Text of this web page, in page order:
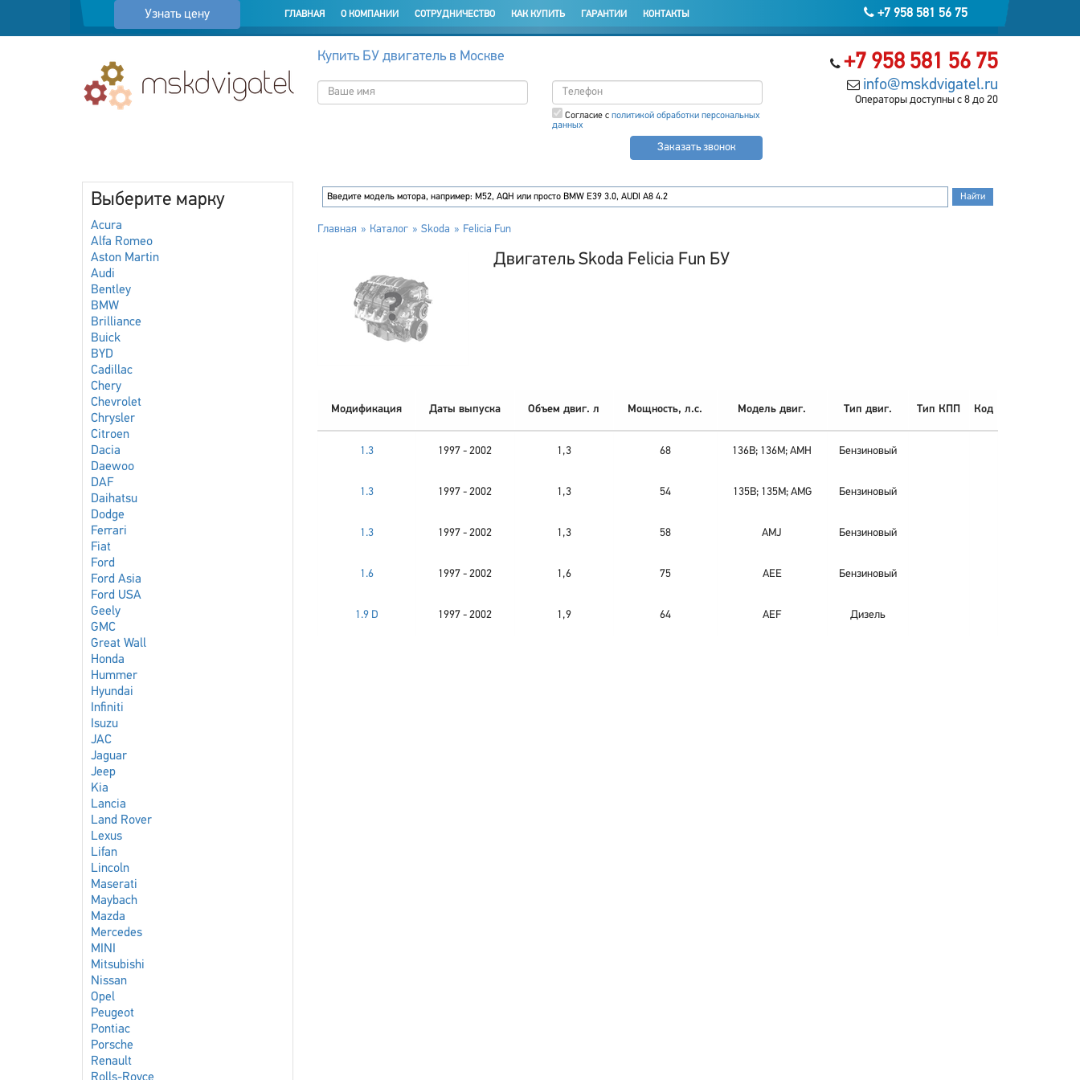
Узнать цену +7 958 581 56 75
ГЛАВНАЯ О КОМПАНИИ СОТРУДНИЧЕСТВО КАК КУПИТЬ ГАРАНТИИ КОНТАКТЫ
+7 958 581 56 75
info@mskdvigatel.ru
Операторы доступны с 8 до 20
Купить БУ двигатель в Москве
Согласие с политикой обработки персональных
данных
Заказать звонок
Выберите марку
Acura
Alfa Romeo
Aston Martin
Audi
Bentley
BMW
Brilliance
Buick
BYD
Cadillac
Chery
Chevrolet
Chrysler
Citroen
Dacia
Daewoo
DAF
Daihatsu
Dodge
Ferrari
Fiat
Ford
Ford Asia
Ford USA
Geely
GMC
Great Wall
Honda
Hummer
Hyundai
Infiniti
Isuzu
JAC
Jaguar
Jeep
Kia
Lancia
Land Rover
Lexus
Lifan
Lincoln
Maserati
Maybach
Mazda
Mercedes
MINI
Mitsubishi
Nissan
Opel
Peugeot
Pontiac
Porsche
Renault
Главная Каталог Skoda Felicia Fun
Двигатель Skoda Felicia Fun БУ
Модификация Даты выпуска Объем двиг. л Мощность, л.с. Модель двиг. Тип двиг. Тип КПП Код
1.3 1997 - 2002 1,3 68 136B; 136M; AMH Бензиновый
1.3 1997 - 2002 1,3 54 135B; 135M; AMG Бензиновый
1.3 1997 - 2002 1,3 58 AMJ Бензиновый
1.6 1997 - 2002 1,6 75 AEE Бензиновый
1.9 D 1997 - 2002 1,9 64 AEF Дизель